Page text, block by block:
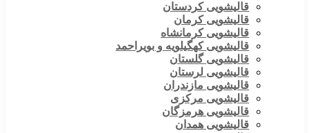
قالیشویی کردستان
قالیشویی کرمان
قالیشویی کرمانشاه
قالیشویی کهگیلویه و بویراحمد
قالیشویی گلستان
قالیشویی لرستان
قالیشویی مازندران
قالیشویی مرکزی
قالیشویی هرمزگان
قالیشویی همدان